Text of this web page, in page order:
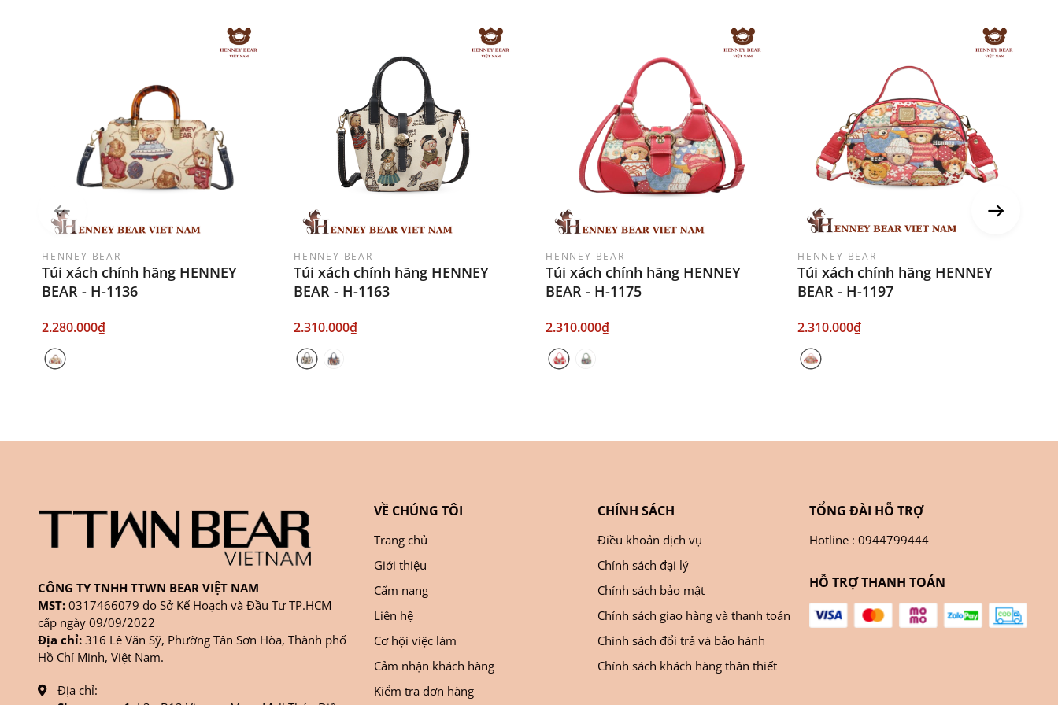
HENNEY BEAR
Túi xách chính hãng HENNEY
BEAR - H-1136
2.280.000₫
HENNEY BEAR
Túi xách chính hãng HENNEY
BEAR - H-1163
2.310.000₫
HENNEY BEAR
Túi xách chính hãng HENNEY
BEAR - H-1175
2.310.000₫
HENNEY BEAR
Túi xách chính hãng HENNEY
BEAR - H-1197
2.310.000₫
CÔNG TY TNHH TTWN BEAR VIỆT NAM
MST: 0317466079 do Sở Kế Hoạch và Đầu Tư TP.HCM
cấp ngày 09/09/2022
Địa chỉ: 316 Lê Văn Sỹ, Phường Tân Sơn Hòa, Thành phố
Hồ Chí Minh, Việt Nam.
Địa chỉ:
VỀ CHÚNG TÔI
Trang chủ
Giới thiệu
Cẩm nang
Liên hệ
Cơ hội việc làm
Cảm nhận khách hàng
Kiểm tra đơn hàng
CHÍNH SÁCH
Điều khoản dịch vụ
Chính sách đại lý
Chính sách bảo mật
Chính sách giao hàng và thanh toán
Chính sách đổi trả và bảo hành
Chính sách khách hàng thân thiết
TỔNG ĐÀI HỖ TRỢ
Hotline : 0944799444
HỖ TRỢ THANH TOÁN